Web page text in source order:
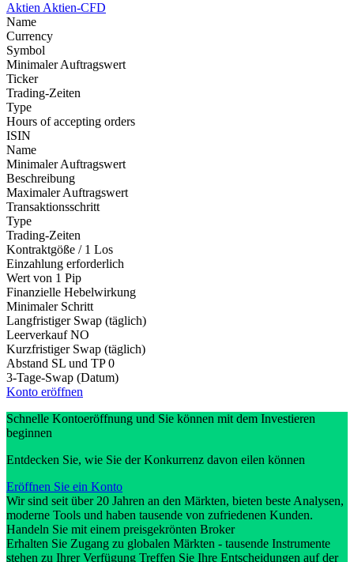
Aktien Aktien-CFD
Name
Currency
Symbol
Minimaler Auftragswert
Ticker
Trading-Zeiten
Type
Hours of accepting orders
ISIN
Name
Minimaler Auftragswert
Beschreibung
Maximaler Auftragswert
Transaktionsschritt
Type
Trading-Zeiten
Kontraktgöße / 1 Los
Einzahlung erforderlich
Wert von 1 Pip
Finanzielle Hebelwirkung
Minimaler Schritt
Langfristiger Swap (täglich)
Leerverkauf NO
Kurzfristiger Swap (täglich)
Abstand SL und TP 0
3-Tage-Swap (Datum)
Konto eröffnen
Schnelle Kontoeröffnung und Sie können mit dem Investieren
beginnen
Entdecken Sie, wie Sie der Konkurrenz davon eilen können
Eröffnen Sie ein Konto
Wir sind seit über 20 Jahren an den Märkten, bieten beste Analysen,
moderne Tools und haben tausende von zufriedenen Kunden.
Handeln Sie mit einem preisgekrönten Broker
Erhalten Sie Zugang zu globalen Märkten - tausende Instrumente
stehen zu Ihrer Verfügung Treffen Sie Ihre Entscheidungen auf der